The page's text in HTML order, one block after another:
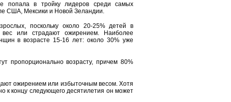
попала в тройку лидеров среди самых
США, Мексики и Новой Зеландии.
поскольку около 20-25% детей в
или страдают ожирением. Наиболее
в возрасте 15-16 лет: около 30% уже
пропорционально возрасту, причем 80%
ожирением или избыточным весом. Хотя
к концу следующего десятилетия он может